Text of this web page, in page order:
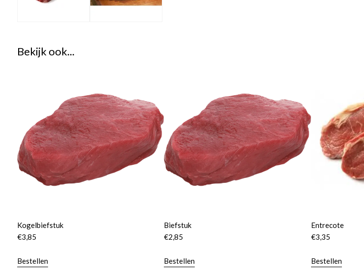
Bekijk ook...
Kogelbiefstuk
€3,85
Bestellen
Biefstuk
€2,85
Bestellen
Entrecote
€3,35
Bestellen